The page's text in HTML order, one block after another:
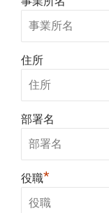
住所
部署名
役職*